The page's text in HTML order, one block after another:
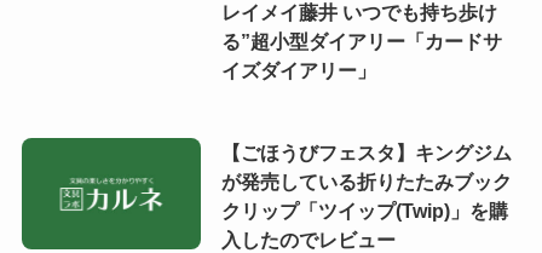
レイメイ藤井 いつでも持ち歩け
る”超小型ダイアリー「カードサ
イズダイアリー」
【ごほうびフェスタ】キングジム
が発売している折りたたみブック
クリップ「ツイップ(Twip)」を購
入したのでレビュー